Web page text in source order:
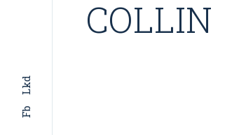
Fb
Lkd
COLLIN